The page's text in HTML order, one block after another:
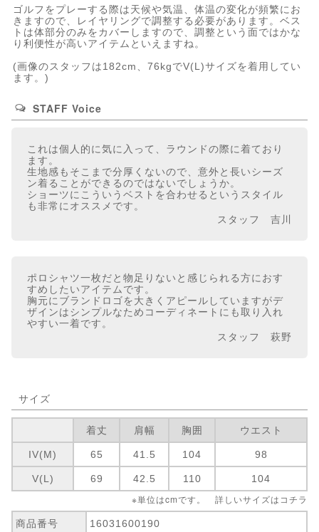
ゴルフをプレーする際は天候や気温、体温の変化が頻繁にお
きますので、レイヤリングで調整する必要があります。ベス
トは体部分のみをカバーしますので、調整という面ではかな
り利便性が高いアイテムといえますね。
(画像のスタッフは182cm、76kgでV(L)サイズを着用してい
ます。)
STAFF Voice
これは個人的に気に入って、ラウンドの際に着ており
ます。
生地感もそこまで分厚くないので、意外と長いシーズ
ン着ることができるのではないでしょうか。
ショーツにこういうベストを合わせるというスタイル
も非常にオススメです。
スタッフ 吉川
ポロシャツ一枚だと物足りないと感じられる方におす
すめしたいアイテムです。
胸元にブランドロゴを大きくアピールしていますがデ
ザインはシンプルなためコーディネートにも取り入れ
やすい一着です。
スタッフ 萩野
サイズ
着丈 肩幅 胸囲 ウエスト
IV(M) 65 41.5 104 98
V(L) 69 42.5 110 104
※単位はcmです。 詳しいサイズは コチラ
商品番号 16031600190